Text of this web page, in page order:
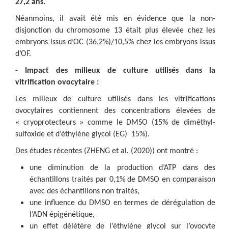
27,2 ans.
Néanmoins, il avait été mis en évidence que la non-
disjonction du chromosome 13 était plus élevée chez les
embryons issus d’OC (36,2%)/10,5% chez les embryons issus
d’OF.
- Impact des milieux de culture utilisés dans la
vitrification ovocytaire :
Les milieux de culture utilisés dans les vitrifications
ovocytaires contiennent des concentrations élevées de
« cryoprotecteurs » comme le DMSO (15% de diméthyl-
sulfoxide et d’éthylène glycol (EG) 15%).
Des études récentes (ZHENG et al. (2020)) ont montré :
une diminution de la production d’ATP dans des
échantillons traités par 0,1% de DMSO en comparaison
avec des échantillons non traités,
une influence du DMSO en termes de dérégulation de
l’ADN épigénétique,
un effet délétère de l’éthylène glycol sur l’ovocyte